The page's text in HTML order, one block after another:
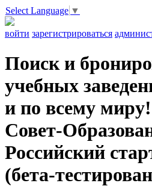
Select Language ▼
войти зарегистрироваться
Поиск и
учебных
и по всему миру!
Совет-
Российский
(бета-